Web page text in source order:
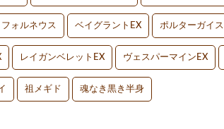
フォルネウス ベイグラントEX ポルターガイ
レイガンベレットEX ヴェスパーマインEX
祖メギド 魂なき黒き半身